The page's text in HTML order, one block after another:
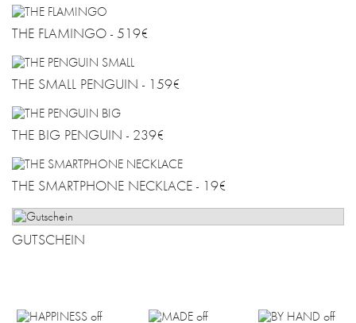
THE FLAMINGO - 519€
THE SMALL PENGUIN - 159€
THE BIG PENGUIN - 239€
THE SMARTPHONE NECKLACE - 19€
GUTSCHEIN